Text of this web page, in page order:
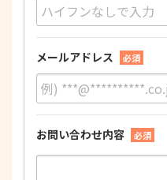
メールアドレス 必須
お問い合わせ内容 必須